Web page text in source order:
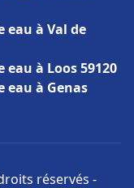
à Val de
à Loos 59120
à Genas
réservés -